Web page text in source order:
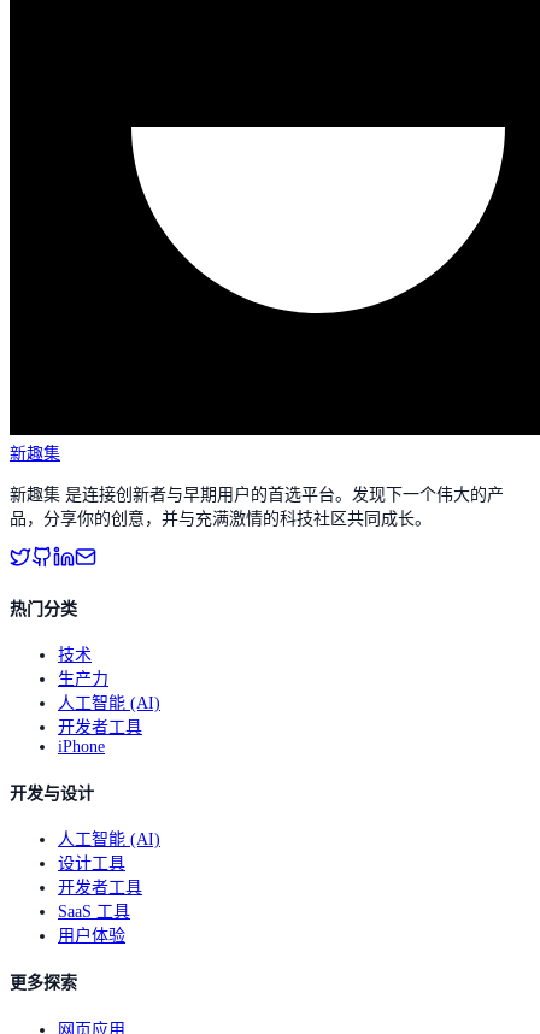
新趣集
新趣集 是连接创新者与早期用户的首选平台。发现下一个伟大的产
品，分享你的创意，并与充满激情的科技社区共同成长。
热门分类
技术
生产力
人工智能 (AI)
开发者工具
iPhone
开发与设计
人工智能 (AI)
设计工具
开发者工具
SaaS 工具
用户体验
更多探索
网页应用